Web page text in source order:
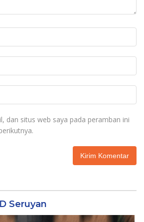
dan situs web saya pada peramban ini
Seruyan